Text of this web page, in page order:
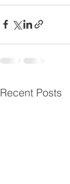
Recent Posts